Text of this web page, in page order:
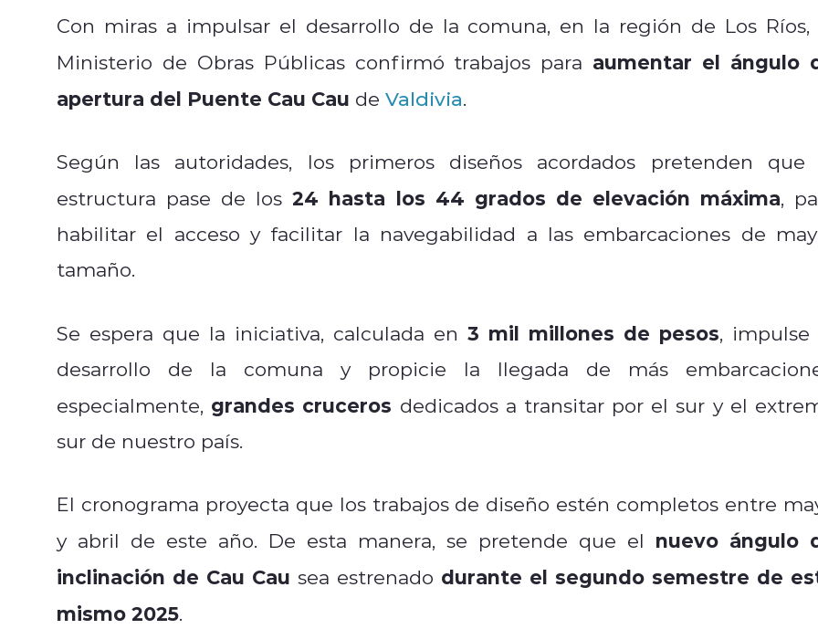
Con miras a impulsar el desarrollo de la comuna, en la región de Los Ríos,
Ministerio de Obras Públicas confirmó trabajos para aumentar el ángulo
apertura del Puente Cau Cau de Valdivia.
Según las autoridades, los primeros diseños acordados pretenden que
estructura pase de los24 hasta los 44 grados de elevación máxima,
habilitar el acceso y facilitar la navegabilidad a las embarcaciones de
tamaño.
Se espera que la iniciativa, calculada en 3 mil millones de pesos, impulse
desarrollo de la comuna y propicie la llegada de más
especialmente, grandes cruceros dedicados a transitar por el sur y el
sur de nuestro país.
El cronograma proyecta que los trabajos de diseño estén completos entre
y abril de este año. De esta manera, se pretende que el nuevo ángulo
inclinación de Cau Cau sea estrenado durante el segundo semestre de
mismo 2025.